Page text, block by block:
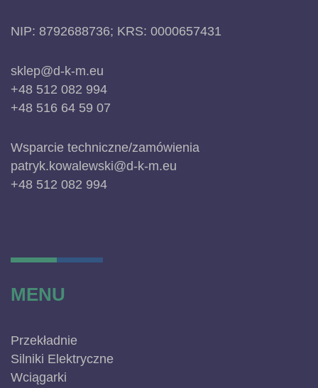
NIP: 8792688736; KRS: 0000657431
sklep@d-k-m.eu
+48 512 082 994
+48 516 64 59 07
Wsparcie techniczne/zamówienia
patryk.kowalewski@d-k-m.eu
+48 512 082 994
MENU
Przekładnie
Silniki Elektryczne
Wciągarki